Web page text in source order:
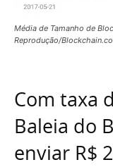
Média de Tamanho de
Reprodução/
Com taxa
Baleia do
enviar R$